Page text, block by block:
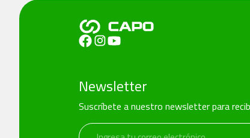
Newsletter
Suscríbete a nuestro newsletter para